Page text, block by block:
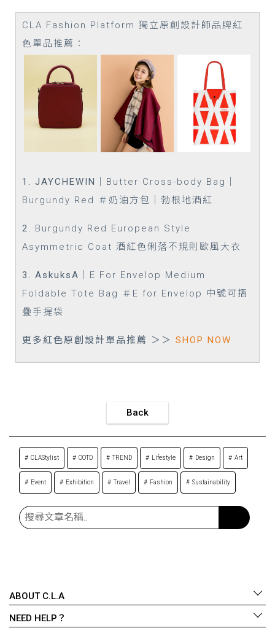
CLA Fashion Platform 獨立原創設計師品牌紅
色單品 推薦：
1.JAYCHEWIN
Butter Cross-body Bag｜
Burgundy Red ＃奶油方包｜勃根地酒紅
2. Burgundy Red European Style
Asymmetric Coat 酒紅色俐落不規則歐風大衣
3.AskuksA
E For Envelop Medium
Foldable Tote Bag ＃E for Envelop 中號可摺
疊手提袋
更多紅色原創設計單品推薦 ＞＞SHOP NOW
Back
CLAStylist OOTD TREND Lifestyle Design Art
Event Exhibition Travel Fashion Sustainability
ABOUT C.L.A
NEED HELP？